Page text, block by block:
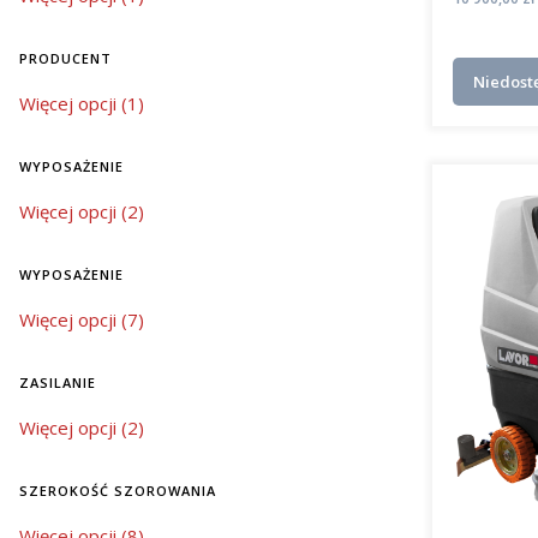
PRODUCENT
Producent
Więcej opcji (1)
WYPOSAŻENIE
wyposażenie
Więcej opcji (2)
WYPOSAŻENIE
wyposażenie
Więcej opcji (7)
ZASILANIE
zasilanie
Więcej opcji (2)
SZEROKOŚĆ SZOROWANIA